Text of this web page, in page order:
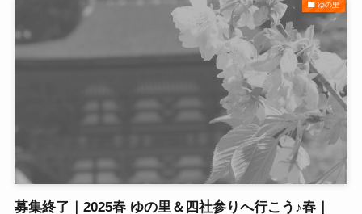
ゆの里
募集終了｜2025春 ゆの里＆四社参りへ行こう♪春｜